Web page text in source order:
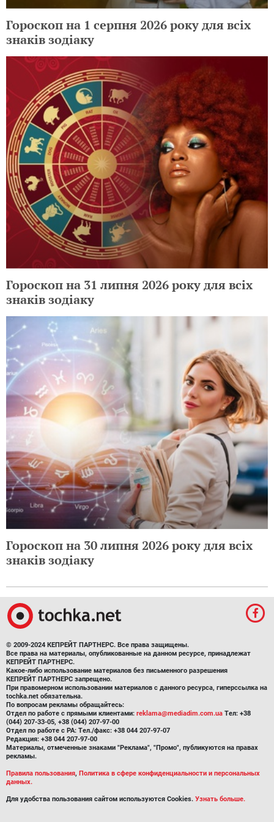
Гороскоп на 1 серпня 2026 року для всіх
знаків зодіаку
Гороскоп на 31 липня 2026 року для всіх
знаків зодіаку
Гороскоп на 30 липня 2026 року для всіх
знаків зодіаку
© 2009-2024 КЕПРЕЙТ ПАРТНЕРС. Все права защищены.
Все права на материалы, опубликованные на данном ресурсе, принадлежат
КЕПРЕЙТ ПАРТНЕРС.
Какое-либо использование материалов без письменного разрешения
КЕПРЕЙТ ПАРТНЕРС запрещено.
При правомерном использовании материалов с данного ресурса, гиперссылка на
tochka.net обязательна.
По вопросам рекламы обращайтесь:
Отдел по работе с прямыми клиентами: reklama@mediadim.com.ua Тел: +38
(044) 207-33-05, +38 (044) 207-97-00
Отдел по работе с РА: Тел./факс: +38 044 207-97-07
Редакция: +38 044 207-97-00
Материалы, отмеченные знаками "Реклама", "Промо", публикуются на правах
рекламы.
Правила пользования, Политика в сфере конфиденциальности и персональных
данных.
Для удобства пользования сайтом используются Cookies. Узнать больше.